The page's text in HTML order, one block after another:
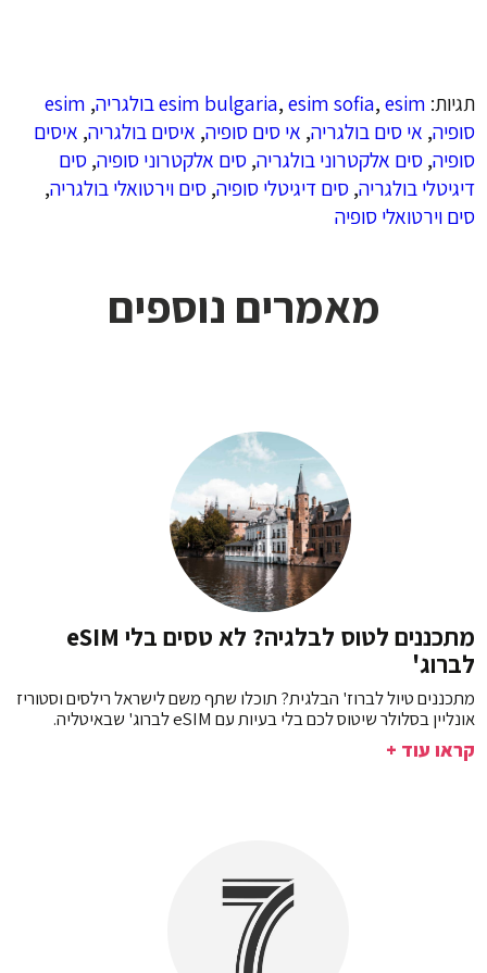
תגיות: esim bulgaria,esim sofia,esim בולגריה ,
esim
סופיה, אי סים בולגריה, אי סים סופיה, איסים בולגריה, איסים
סופיה,סים אלקטרוני בולגריה,סים אלקטרוני סופיה,סים
דיגיטלי בולגריה,סים דיגיטלי סופיה,סים וירטואלי בולגריה,
סים וירטואלי סופיה
מאמרים נוספים
מתכננים לטוס לבלגיה? לא טסים בלי eSIM
לברוג'
מתכננים טיול לברוז' הבלגית? תוכלו שתף משם לישראל רילסים וסטוריז
אונליין בסלולר שיטוס לכם בלי בעיות עם eSIM לברוג' שבאיטליה.
קראו עוד +